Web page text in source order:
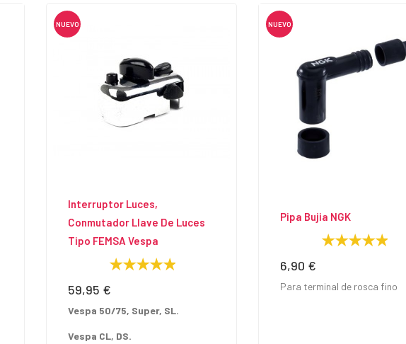
NUEVO
Interruptor Luces,
Conmutador Llave De Luces
Tipo FEMSA Vespa
Precio
59,95 €
Vespa 50/75, Super, SL.
Vespa CL, DS.
NUEVO
Pipa Bujia NGK
Precio
6,90 €
Para terminal de rosca fino